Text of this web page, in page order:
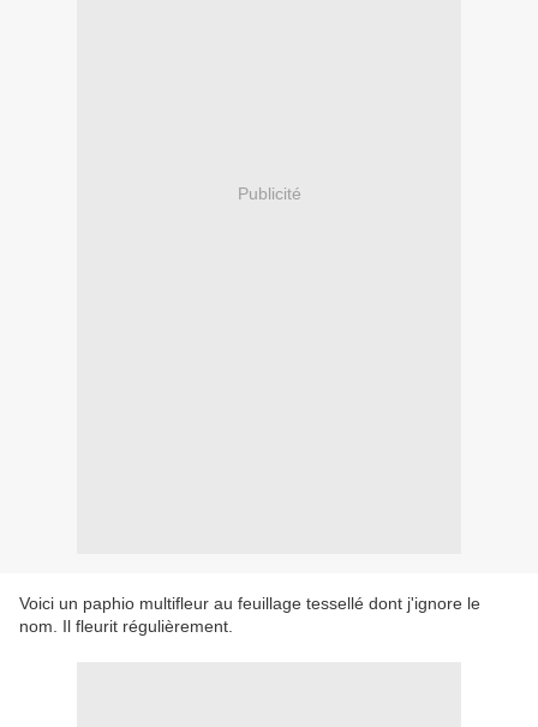
Publicité
Voici un paphio multifleur au feuillage tessellé dont j'ignore le
nom. Il fleurit régulièrement.